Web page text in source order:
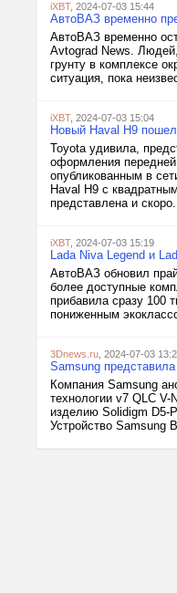
iXBT, 2024-07-03 15:44
АвтоВАЗ временно
АвтоВАЗ временно
Avtograd News.
грунту в комплексе
ситуация, пока
iXBT, 2024-07-03 15:04
Новый Haval H9
Toyota удивила,
оформления
опубликованным в
Haval H9 с
представлена и
iXBT, 2024-07-03 15:19
Lada Niva Legend и
АвтоВАЗ обновил
более доступные
прибавила сразу 100
пониженным
3Dnews.ru , 2024-07-03
Samsung
Компания Samsung
технологии v7 QLC V-
изделию Solidigm D5-
Устройство Samsung